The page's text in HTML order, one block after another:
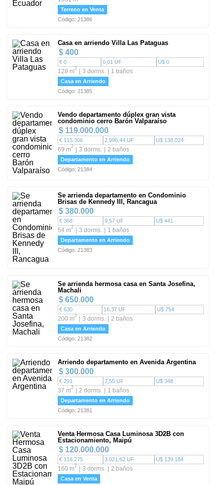
Terreno en Venta
Código: 21386
Casa en arriendo Villa Las Pataguas
$ 400
€ 0 0,01 UF U$ 0
128 m2 3 dorms. 1 baños
Casa en Arriendo
Código: 21385
Vendo departamento dúplex gran vista
condominio cerro Barón Valparaíso
$ 119.000.000
€ 115.306 2.996,44 UF U$ 138.024
69 m2 3 dorms. 2 baños
Departamento en Arriendo
Código: 21384
Se arrienda departamento en Condominio
Brisas de Kennedy III, Rancagua
$ 380.000
€ 368 9,57 UF U$ 441
54 m2 3 dorms. 1 baños
Departamento en Arriendo
Código: 21383
Se arrienda hermosa casa en Santa Josefina,
Machali
$ 650.000
€ 630 16,37 UF U$ 754
200 m2 3 dorms. 2 baños
Casa en Arriendo
Código: 21382
Arriendo departamento en Avenida Argentina
$ 300.000
€ 291 7,55 UF U$ 348
37 m2 2 dorms. 1 baños
Departamento en Arriendo
Código: 21381
Venta Hermosa Casa Luminosa 3D2B con
Estacionamiento, Maipú
$ 120.000.000
€ 116.275 3.021,62 UF U$ 139.184
160 m2 3 dorms. 2 baños
Casa en Venta